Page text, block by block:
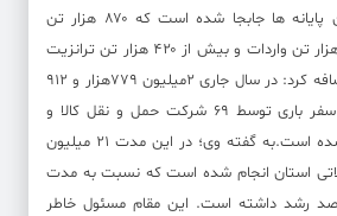
۵۰۰ هزار تن کالا از این پایانه ها جابجا شده است که ۸۷۰ هزار تن
صادرات و بیش از ۲۴۰ هزار تن واردات و بیش از ۴۲۰ هزار تن ترانزیت
انجام شده است. کرد اضافه کرد: در سال جاری ۲میلیون ۷۷۹هزار و ۹۱۲
تن کالا از طریق ۸۳۴۱ سفر باری توسط ۶۹ شرکت حمل و نقل کالا و
۹۳۶۴ راننده جا به جا شده است.به گفته وی؛ در این مدت ۲۱ میلیون
استان انجام شده است که نسبت به مدت
سال قبل ۳۷ درصد رشد داشته است. این مقام مسئول خاطر